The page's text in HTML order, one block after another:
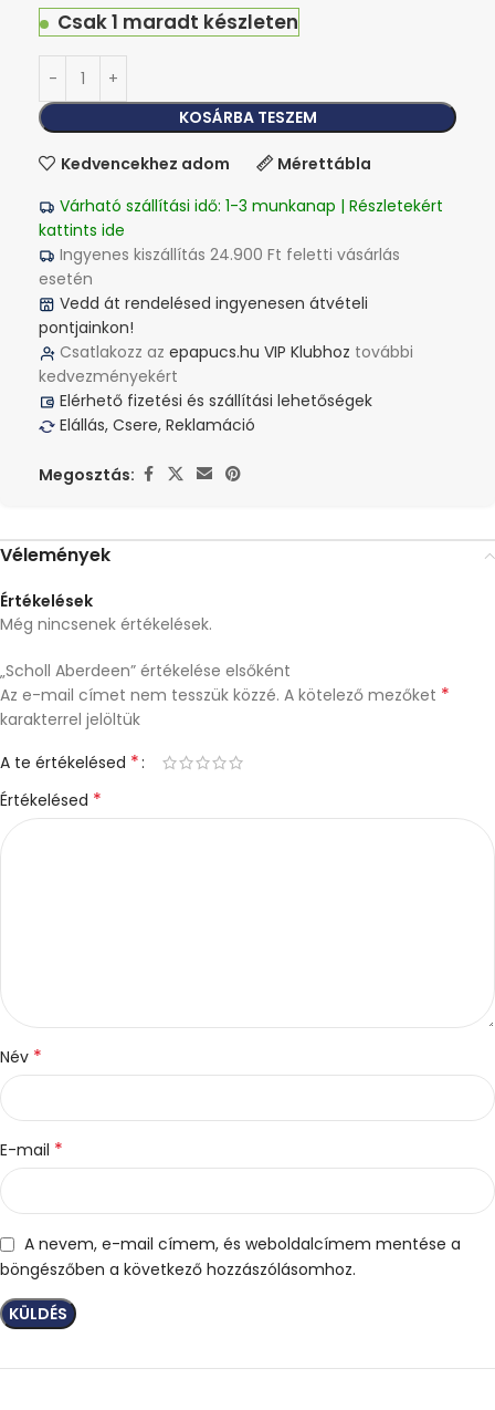
Csak 1 maradt készleten
KOSÁRBA TESZEM
Kedvencekhez adom
Mérettábla
Várható szállítási idő: 1-3 munkanap | Részletekért
kattints ide
Ingyenes kiszállítás 24.900 Ft feletti vásárlás
esetén
Vedd át rendelésed ingyenesen átvételi
pontjainkon!
Csatlakozz az epapucs.hu VIP Klubhoz további
kedvezményekért
Elérhető fizetési és szállítási lehetőségek
Elállás, Csere, Reklamáció
Megosztás:
Vélemények
Értékelések
Még nincsenek értékelések.
„Scholl Aberdeen” értékelése elsőként
Az e-mail címet nem tesszük közzé. A kötelező mezőket *
karakterrel jelöltük
A te értékelésed *
Értékelésed *
Név *
E-mail *
A nevem, e-mail címem, és weboldalcímem mentése a
böngészőben a következő hozzászólásomhoz.